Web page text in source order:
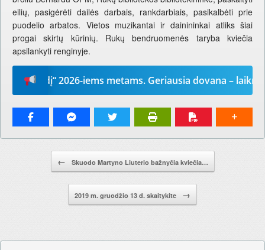
eilių, pasigėrėti dailės darbais, rankdarbiais, pasikalbėti prie
puodelio arbatos. Vietos muzikantai ir dainininkai atliks šiai
progai skirtų kūrinių. Rukų bendruomenės taryba kviečia
apsilankyti renginyje.
žodį“ 2026-iems metams. Geriausia dovana – laikraštis!
Pranešimo navigacija.
← Skuodo Martyno Liuterio bažnyčia kviečia…
2019 m. gruodžio 13 d. skaitykite →